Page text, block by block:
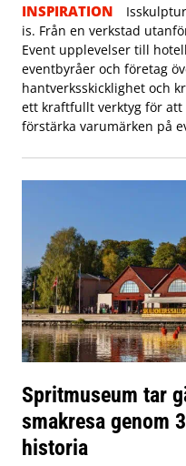
INSPIRATION
is. Från en verkstad
Event upplevelser till
eventbyråer och företag
hantverksskicklighet och
ett kraftfullt verktyg för att
förstärka varumärken på
Spritmuseum tar
smakresa genom
historia